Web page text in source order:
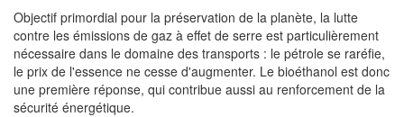
Objectif primordial pour la préservation de la planète, la lutte
contre les émissions de gaz à effet de serre est particulièrement
nécessaire dans le domaine des transports : le pétrole se raréfie,
le prix de l'essence ne cesse d'augmenter. Le bioéthanol est donc
une première réponse, qui contribue aussi au renforcement de la
sécurité énergétique.